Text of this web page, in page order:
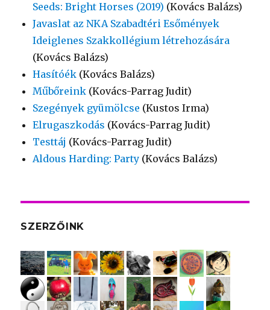
Seeds: Bright Horses (2019) (Kovács Balázs)
Javaslat az NKA Szabadtéri Esőmények
Ideiglenes Szakkollégium létrehozására
(Kovács Balázs)
Hasítóék (Kovács Balázs)
Műbőreink (Kovács-Parrag Judit)
Szegények gyümölcse (Kustos Irma)
Elrugaszkodás (Kovács-Parrag Judit)
Testtáj (Kovács-Parrag Judit)
Aldous Harding: Party (Kovács Balázs)
SZERZŐINK